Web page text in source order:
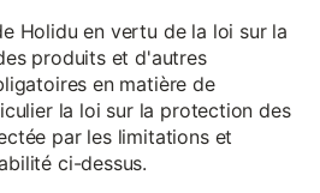
Holidu en vertu de la loi sur la
produits et d'autres
en matière de
la loi sur la protection des
par les limitations et
ci-dessus.